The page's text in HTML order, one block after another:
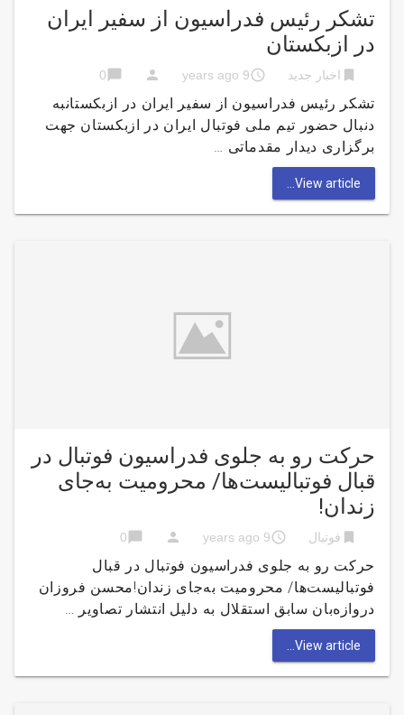
تشکر رئیس فدراسیون از سفیر ایران
در ازبکستان
bookmark اخبار جدید access_time
9 years ago
person
chat_bubble
0
تشکر رئیس فدراسیون از سفیر ایران در ازبکستانبه
دنبال حضور تیم ملی فوتبال ایران در ازبکستان جهت
برگزاری دیدار مقدماتی …
View article...
حرکت رو به جلوی فدراسیون فوتبال در
قبال فوتبالیست‌ها/ محرومیت به‌جای
زندان!
bookmark فوتبال access_time
9 years ago
person
chat_bubble
0
حرکت رو به جلوی فدراسیون فوتبال در قبال
فوتبالیست‌ها/ محرومیت به‌جای زندان!محسن فروزان
دروازه‌بان سابق استقلال به دلیل انتشار تصاویر …
View article...